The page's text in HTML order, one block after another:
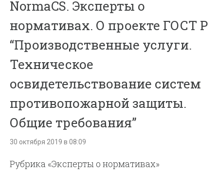
NormaCS. Эксперты о
нормативах. О проекте ГОСТ Р
“Производственные услуги.
Техническое
освидетельствование систем
противопожарной защиты.
Общие требования”
30 октября 2019 в 08:09
Рубрика «Эксперты о нормативах»